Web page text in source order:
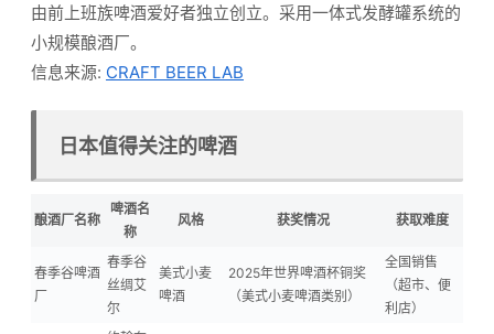
由前上班族啤酒爱好者独立创立。采用一体式发酵罐系统的
小规模酿酒厂。
信息来源: CRAFT BEER LAB
日本值得关注的啤酒
酿酒厂名称
啤酒名
称
风格 获奖情况 获取难度
春季谷啤酒
厂
春季谷
丝绸艾
尔
美式小麦
啤酒
2025年世界啤酒杯铜奖
（美式小麦啤酒类别）
全国销售
（超市、便
利店）